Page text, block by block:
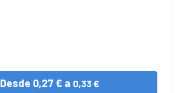
Desde 0,27 € a 0,33 €